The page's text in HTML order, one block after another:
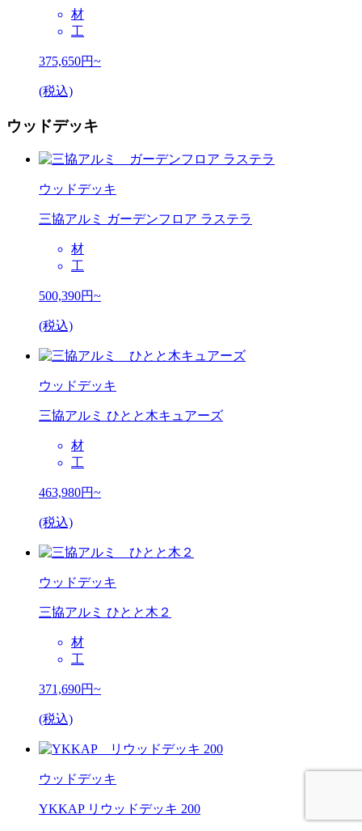
材
工
375,650円~
(税込)
ウッドデッキ
ウッドデッキ
三協アルミ ガーデンフロア ラステラ
材
工
500,390円~
(税込)
ウッドデッキ
三協アルミ ひとと木キュアーズ
材
工
463,980円~
(税込)
ウッドデッキ
三協アルミ ひとと木２
材
工
371,690円~
(税込)
ウッドデッキ
YKKAP リウッドデッキ 200